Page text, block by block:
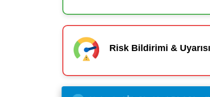
Risk Bildirimi & Uyarısı